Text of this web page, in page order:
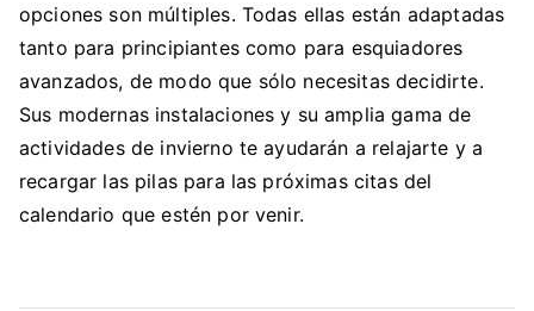
opciones son múltiples. Todas ellas están adaptadas
tanto para principiantes como para esquiadores
avanzados, de modo que sólo necesitas decidirte.
Sus modernas instalaciones y su amplia gama de
actividades de invierno te ayudarán a relajarte y a
recargar las pilas para las próximas citas del
calendario que estén por venir.